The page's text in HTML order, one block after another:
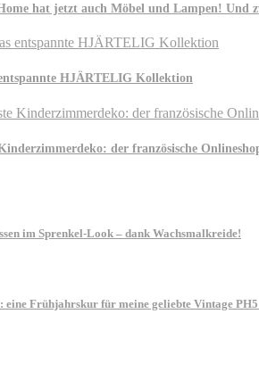
hat jetzt auch Möbel und Lampen! Und
HJÄRTELIG Kollektion
der französische
im Sprenkel-Look – dank Wachsmalkreide!
eine Frühjahrskur für meine geliebte Vintage